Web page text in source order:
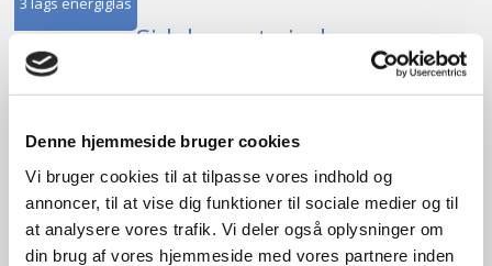
Denne hjemmeside bruger cookies
Vi bruger cookies til at tilpasse vores indhold og
annoncer, til at vise dig funktioner til sociale medier og til
at analysere vores trafik. Vi deler også oplysninger om
din brug af vores hjemmeside med vores partnere inden
Sidehængt vindue
Tilføj til kurv
B149cm /H152cm 1stk. på lager